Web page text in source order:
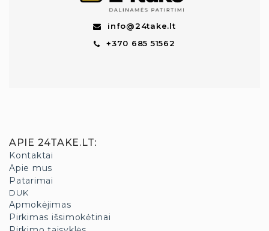
info@24take.lt
+370 685 51562
APIE 24TAKE.LT:
Kontaktai
Apie mus
Patarimai
DUK
Apmokėjimas
Pirkimas išsimokėtinai